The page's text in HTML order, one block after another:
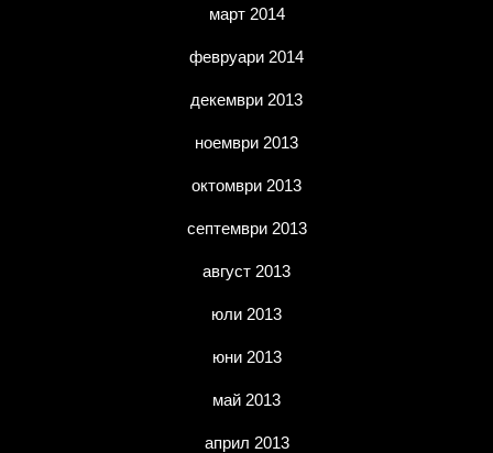
март 2014
февруари 2014
декември 2013
ноември 2013
октомври 2013
септември 2013
август 2013
юли 2013
юни 2013
май 2013
април 2013